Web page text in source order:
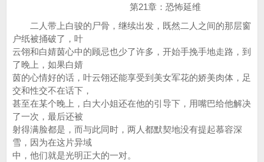
第21章：恐怖延维
二人带上白骏的尸骨，继续出发，既然二人之间的那层窗
户纸被捅破了，叶
云翎和白婧茵心中的顾忌也少了许多，开始手挽手地走路，到
了晚上，如果白婧
茵的心情好的话，叶云翎还能享受到美女军花的娇美肉体，足
交和性交不在话下，
甚至在某个晚上，白大小姐还在他的引导下，用嘴巴给他解决
了一次，最后还被
射得满脸都是，而与此同时，两人都默契地没有提起慕容深
雪，因为在这片异域
中，他们就是光明正大的一对。